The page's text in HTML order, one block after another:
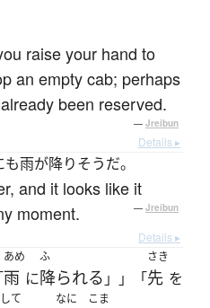
raise your hand to
an empty cab; perhaps
been reserved.
— Jreibun
Details ▸
雨が降りそうだ。
and it looks like it
moment.
— Jreibun
Details ▸
あめ
雨 に
ふ
降られる 」」「
さき
先 を
て なに こま